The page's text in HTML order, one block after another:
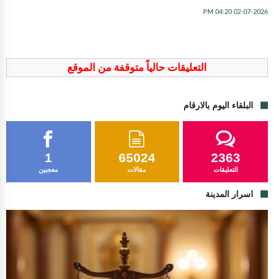
02-07-2026 04:20 PM
التعليقات حالياً متوقفة من الموقع
البلقاء اليوم بالارقام
1
معجبين
65024
مقالات
2363
التعليقات
اسرار المدينة